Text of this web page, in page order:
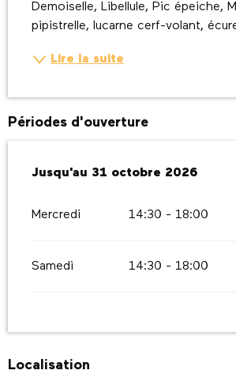
Demoiselle, Libellule, Pic épeiche,
pipistrelle, lucarne cerf-volant,
Lire la suite
Périodes d'ouverture
Du1 mars 2026au31 octobre
Jusqu'au 31 octobre 2026
Mercredi 14:30 - 18:00
Samedi 14:30 - 18:00
Localisation